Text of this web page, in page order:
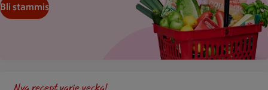
Bli stammis